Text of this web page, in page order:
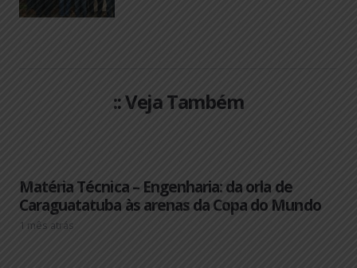
:: Veja Também
Matéria Técnica – Engenharia: da orla de
Caraguatatuba às arenas da Copa do Mundo
1 mês atrás